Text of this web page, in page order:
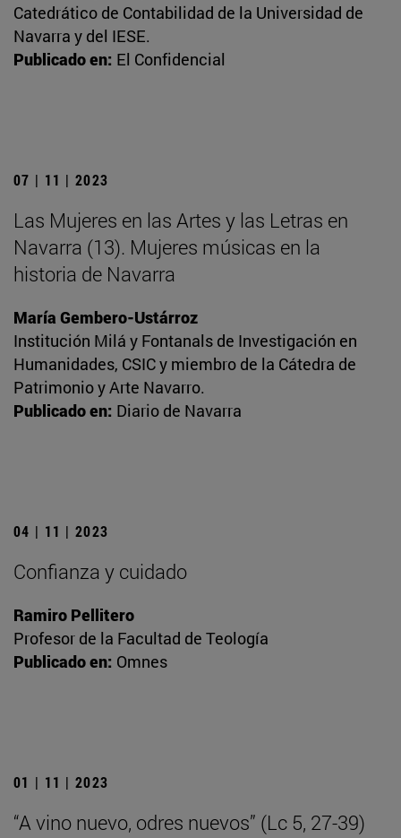
Catedrático de Contabilidad de la Universidad de
Navarra y del IESE.
Publicado en: El Confidencial
07 | 11 | 2023
Las Mujeres en las Artes y las Letras en
Navarra (13). Mujeres músicas en la
historia de Navarra
María Gembero-Ustárroz
Institución Milá y Fontanals de Investigación en
Humanidades, CSIC y miembro de la Cátedra de
Patrimonio y Arte Navarro.
Publicado en: Diario de Navarra
04 | 11 | 2023
Confianza y cuidado
Ramiro Pellitero
Profesor de la Facultad de Teología
Publicado en: Omnes
01 | 11 | 2023
“A vino nuevo, odres nuevos” (Lc 5, 27-39)